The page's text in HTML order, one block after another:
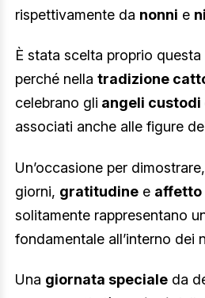
rispettivamente da nonni e
È stata scelta proprio
perché nella tradizione
celebrano gli angeli custodi
associati anche alle figure
Un’occasione per
giorni, gratitudine e affetto
solitamente rappresentano
fondamentale all’interno dei
Una giornata speciale da